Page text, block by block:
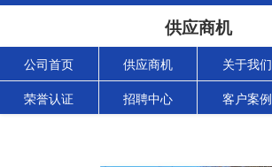
供应商机
公司首页 供应商机 关于我们
荣誉认证 招聘中心 客户案例